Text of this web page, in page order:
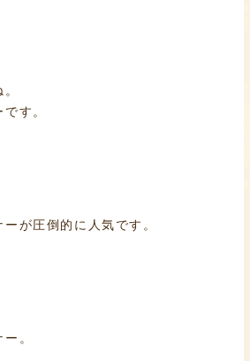
す。
が圧倒的に人気です。
。